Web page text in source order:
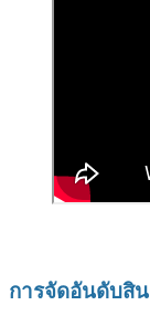
การจัดอันดับสิ